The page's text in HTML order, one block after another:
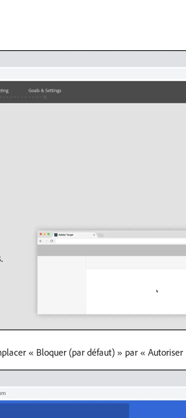
« Bloquer (par défaut) » par « Autoriser